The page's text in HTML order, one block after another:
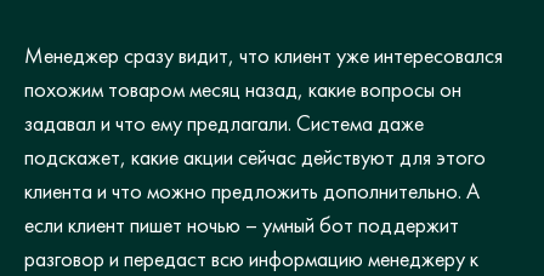
Менеджер сразу видит, что клиент уже интересовался
похожим товаром месяц назад, какие вопросы он
задавал и что ему предлагали. Система даже
подскажет, какие акции сейчас действуют для этого
клиента и что можно предложить дополнительно. А
если клиент пишет ночью – умный бот поддержит
разговор и передаст всю информацию менеджеру к